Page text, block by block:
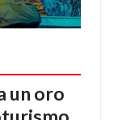
un oro